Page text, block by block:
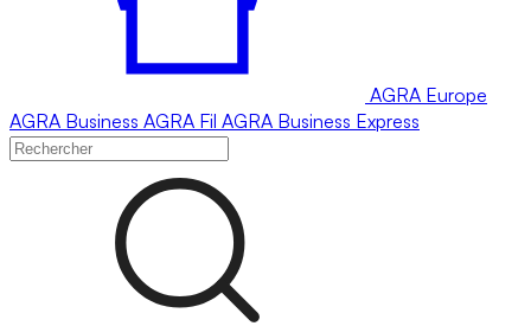
AGRA Europe
AGRA Business AGRA Fil AGRA Business Express